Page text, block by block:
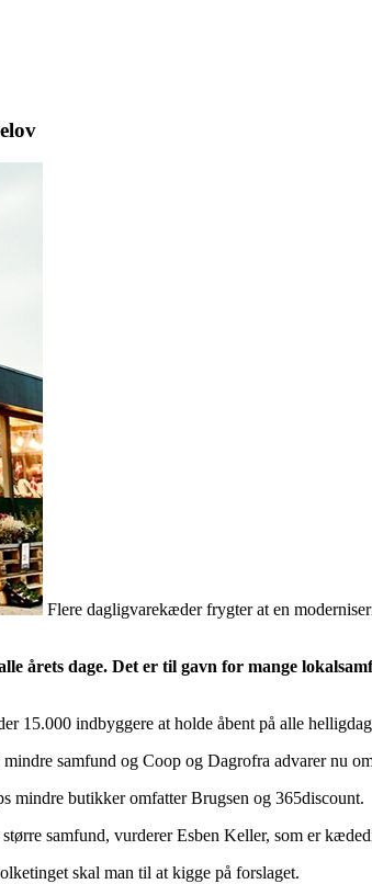
Flere dagligvarekæder frygter at en
årets dage. Det er til gavn for mange
15.000 indbyggere at holde åbent på alle
samfund og Coop og Dagrofra advarer nu
mindre butikker omfatter Brugsen og 365discount.
samfund, vurderer Esben Keller, som er
skal man til at kigge på forslaget.